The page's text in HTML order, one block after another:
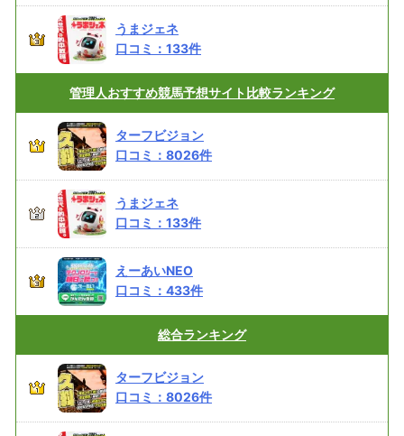
うまジェネ
口コミ： 133件
管理人おすすめ競馬予想サイト比較ランキング
ターフビジョン
口コミ： 8026件
うまジェネ
口コミ： 133件
えーあいNEO
口コミ： 433件
総合ランキング
ターフビジョン
口コミ： 8026件